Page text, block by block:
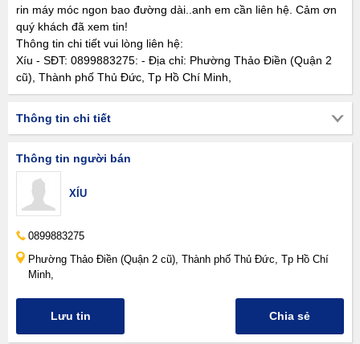
rin máy móc ngon bao đường dài..anh em cần liên hệ. Cảm ơn
quý khách đã xem tin!
Thông tin chi tiết vui lòng liên hệ:
Xíu - SĐT: 0899883275: - Địa chỉ: Phường Thảo Điền (Quận 2
cũ), Thành phố Thủ Đức, Tp Hồ Chí Minh,
Thông tin chi tiết
Thông tin người bán
XÍU
0899883275
Phường Thảo Điền (Quận 2 cũ), Thành phố Thủ Đức, Tp Hồ Chí
Minh,
Lưu tin Chia sẻ